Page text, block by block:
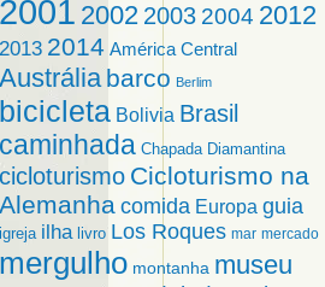
2001 2002 2003 2004 2012
2013 2014 América Central
Austrália barco Berlim
bicicleta Bolivia Brasil
caminhada Chapada Diamantina
cicloturismo Cicloturismo na
Alemanha comida Europa guia
igreja ilha livro Los Roques mar mercado
mergulho montanha museu